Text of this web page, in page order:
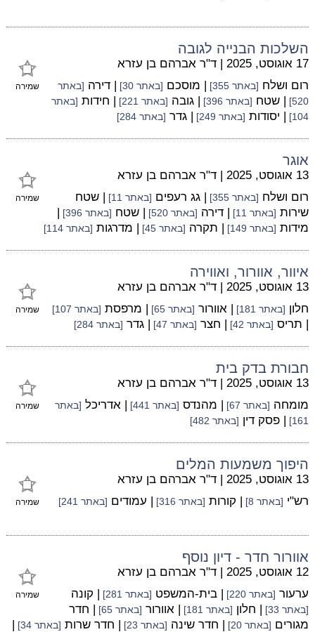
השלכות הבנייה לגובה
שמירה
17 אוגוסט, 2025 | ד"ר אברהם בן עזרא
רום ושלח [באתר 355] | מוסכם [באתר 30] | דירה [באתר
520]
| שטח [באתר 396] | גובה [באתר 221] | חידות [באתר
104]
| יסודות [באתר 249] | גדר [באתר 284]
אוגר
שמירה
13 אוגוסט, 2025 | ד"ר אברהם בן עזרא
רום ושלח [באתר 355] | גג רעפים [באתר 11]
| שטח
שירות [באתר 11] | דירה [באתר 520] | שטח [באתר 396]
|
מידות [באתר 149] | תקרה [באתר 45] | מדרגות [באתר 114]
איוור, אוורור, ואווירה
שמירה
13 אוגוסט, 2025 | ד"ר אברהם בן עזרא
חלון [באתר 181] | אוורור [באתר 65] | מרפסת [באתר 107]
| תריס [באתר 42] | חצר [באתר 47] | גדר [באתר 284]
חבורת בדק בית
שמירה
13 אוגוסט, 2025 | ד"ר אברהם בן עזרא
מומחה [באתר 67] | מהנדס [באתר 441] | אדריכל [באתר
161]
| פסק דין [באתר 482]
היפוך משמעות המלים
שמירה
13 אוגוסט, 2025 | ד"ר אברהם בן עזרא
רש"י [באתר 8] | קורות [באתר 316] | עמודים [באתר 241]
אוורור חדר - דיון נוסף
שמירה
12 אוגוסט, 2025 | ד"ר אברהם בן עזרא
ערעור [באתר 220] | בית-המשפט [באתר 281] | קונה
[באתר 33] | חלון [באתר 181] | אוורור [באתר 65]
| חדר
מגורים [באתר 20] | חדר שינה [באתר 23] | חדר שרות [באתר 34]
|